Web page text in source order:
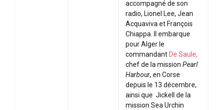
accompagné de son
radio, Lionel Lee, Jean
Acquaviva et François
Chiappa. Il embarque
pour Alger le
commandant De Saule,
chef de la mission Pearl
Harbour, en Corse
depuis le 13 décembre,
ainsi que Jickell de la
mission Sea Urchin